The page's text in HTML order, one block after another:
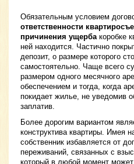
Обязательным условием
ответственности
причинения ущерба коробке
ней находится. Частично
депозит, о размере которого
самостоятельно. Чаще всего
размером одного месячного
обеспечением и тогда, когда
покидает жилье, не уведомив
заплатив.
Более дорогим вариантом
конструктива квартиры. Имея
собственник избавляется от
переживаний, связанных с
который в любой момент может